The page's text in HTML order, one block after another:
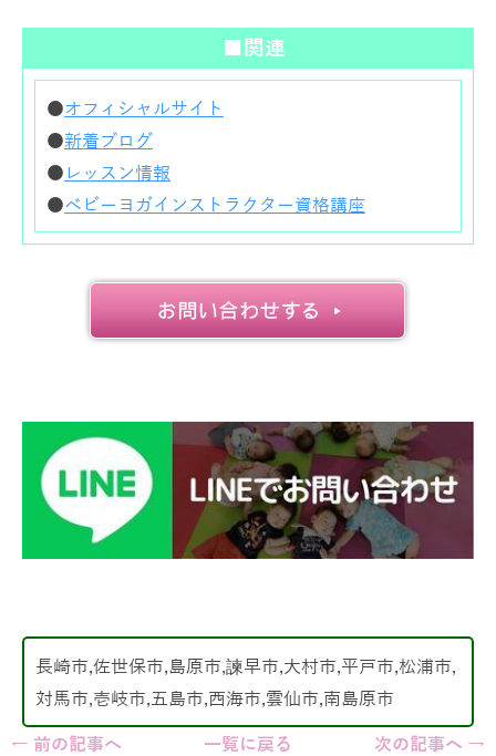
■関連
●オフィシャルサイト
●新着ブログ
●レッスン情報
●ベビーヨガインストラクター資格講座
長崎市,佐世保市,島原市,諫早市,大村市,平戸市,松浦市,
対馬市,壱岐市,五島市,西海市,雲仙市,南島原市
← 前の記事へ
一覧に戻る 次の記事へ →